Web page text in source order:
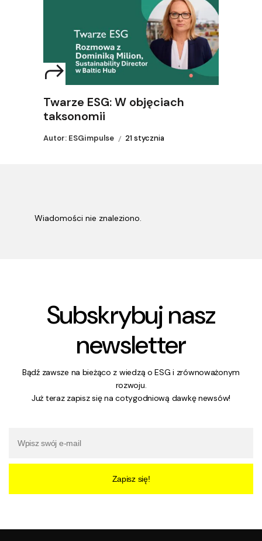
Twarze ESG: W objęciach
taksonomii
Autor: ESGimpulse 21 stycznia
Wiadomości nie znaleziono.
Subskrybuj nasz
newsletter
Bądź zawsze na bieżąco z wiedzą o ESG i zrównoważonym
rozwoju.
Już teraz zapisz się na cotygodniową dawkę newsów!
Zapisz się!